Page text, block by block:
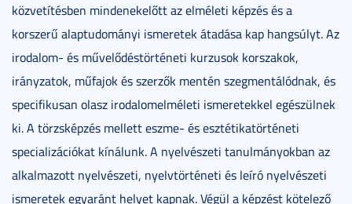
közvetítésben mindenekelőtt az elméleti képzés és a
korszerű alaptudományi ismeretek átadása kap hangsúlyt. Az
irodalom- és művelődéstörténeti kurzusok korszakok,
irányzatok, műfajok és szerzők mentén szegmentálódnak, és
specifikusan olasz irodalomelméleti ismeretekkel egészülnek
ki. A törzsképzés mellett eszme- és esztétikatörténeti
specializációkat kínálunk. A nyelvészeti tanulmányokban az
alkalmazott nyelvészeti, nyelvtörténeti és leíró nyelvészeti
ismeretek egyaránt helyet kapnak. Végül a képzést kötelező